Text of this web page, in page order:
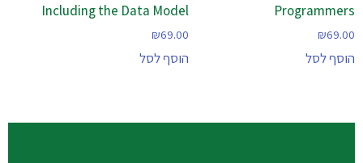
Programmers
₪69.00
הוסף לסל
Including the Data Model
₪69.00
הוסף לסל